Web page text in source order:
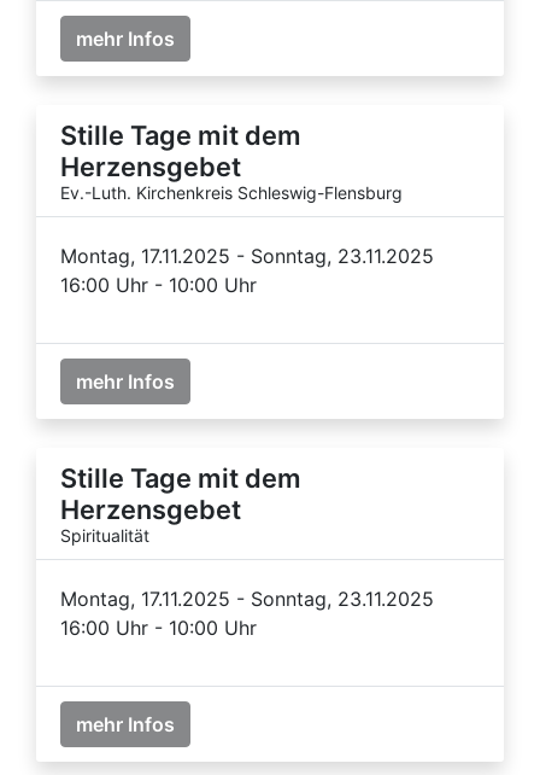
mehr Infos
Stille Tage mit dem
Herzensgebet
Ev.-Luth. Kirchenkreis Schleswig-Flensburg
Montag, 17.11.2025 - Sonntag, 23.11.2025
16:00 Uhr - 10:00 Uhr
mehr Infos
Stille Tage mit dem
Herzensgebet
Spiritualität
Montag, 17.11.2025 - Sonntag, 23.11.2025
16:00 Uhr - 10:00 Uhr
mehr Infos